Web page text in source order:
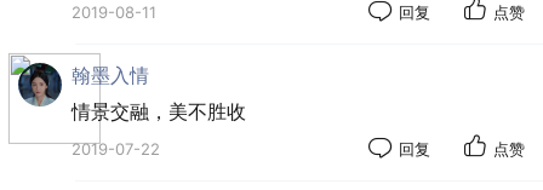
2019-08-11 回复 点赞
翰墨入情
情景交融，美不胜收
2019-07-22 回复 点赞